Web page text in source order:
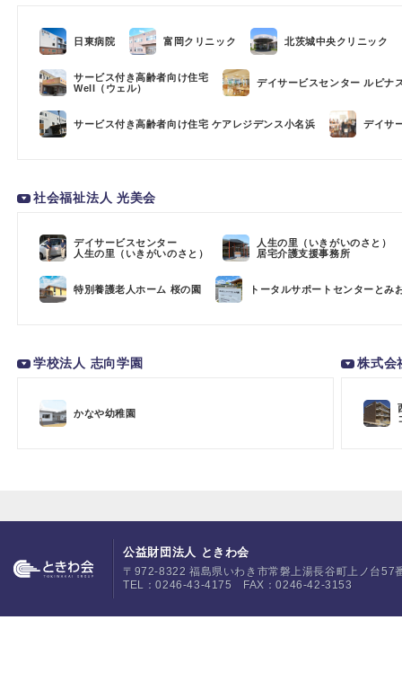
日東病院 富岡クリニック 北茨城中央クリニック
サービス付き高齢者向け住宅
Well（ウェル）
デイサービスセンター ルピナ
サービス付き高齢者向け住宅 ケアレジデンス小名浜 デイサ
社会福祉法人 光美会
デイサービスセンター
人生の里（いきがいのさと）
人生の里（いきがいのさと）
居宅介護支援事務所
特別養護老人ホーム 桜の園 トータルサポートセンターとみ
学校法人 志向学園
かなや幼稚園
株式会
公益財団法人 ときわ会
〒972-8322 福島県いわき市常磐上湯長谷町上ノ台57
TEL：0246-43-4175 FAX：0246-42-3153